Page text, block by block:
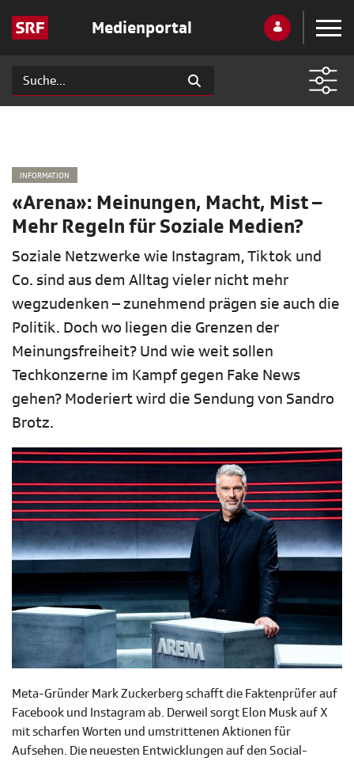
Medienportal
INFORMATION
«Arena»: Meinungen, Macht, Mist –
Mehr Regeln für Soziale Medien?
Soziale Netzwerke wie Instagram, Tiktok und
Co. sind aus dem Alltag vieler nicht mehr
wegzudenken – zunehmend prägen sie auch die
Politik. Doch wo liegen die Grenzen der
Meinungsfreiheit? Und wie weit sollen
Techkonzerne im Kampf gegen Fake News
gehen? Moderiert wird die Sendung von Sandro
Brotz.
Meta-Gründer Mark Zuckerberg schafft die Faktenprüfer auf
Facebook und Instagram ab. Derweil sorgt Elon Musk auf X
mit scharfen Worten und umstrittenen Aktionen für
Aufsehen. Die neuesten Entwicklungen auf den Social-